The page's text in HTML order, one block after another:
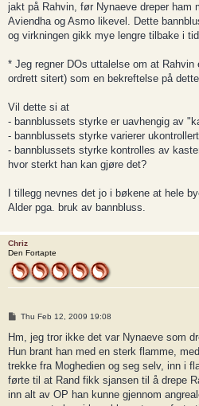
jakt på Rahvin, før Nynaeve dreper ham
Aviendha og Asmo likevel. Dette
og virkningen gikk mye lengre tilbake i
* Jeg regner DOs uttalelse om at
ordrett sitert) som en bekreftelse på
Vil dette si at
- bannblussets styrke er uavhengig av
- bannblussets styrke varierer
- bannblussets styrke kontrolles av
hvor sterkt han kan gjøre det?
I tillegg nevnes det jo i bøkene at hele
Alder pga. bruk av bannbluss.
Chriz
Den Fortapte
P
s
Thu Feb 12, 2009 19:08
Hm, jeg tror ikke det var Nynaeve som
Hun brant han med en sterk flamme,
trekke fra Moghedien og seg selv, inn i
førte til at Rand fikk sjansen til å drepe
inn alt av OP han kunne gjennom